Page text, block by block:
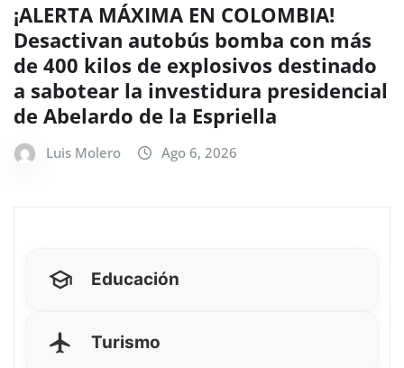
¡ALERTA MÁXIMA EN COLOMBIA!
Desactivan autobús bomba con más
de 400 kilos de explosivos destinado
a sabotear la investidura presidencial
de Abelardo de la Espriella
Luis Molero Ago 6, 2026
Educación
Turismo